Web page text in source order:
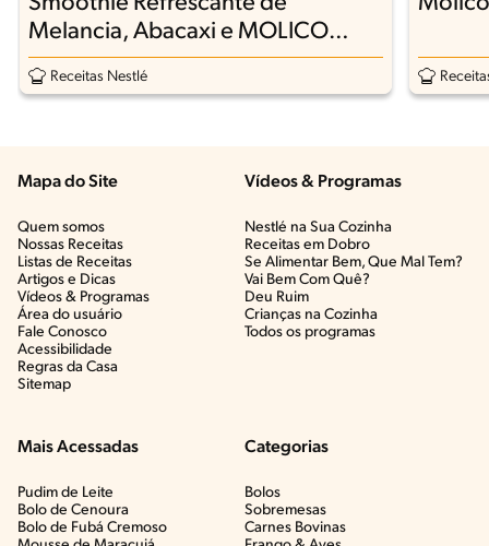
Melancia, Abacaxi e MOLICO
Desnatado
Receitas Nestlé
Mapa do Site
Quem somos
Nossas Receitas
Listas de Receitas​
Artigos e Dicas​
Vídeos & Programas​
Área do usuário
Fale Conosco
Acessibilidade
Regras da Casa
Sitemap
Vídeos & Programas​
Nestlé na Sua Cozinha
Receitas em Dobro
Se Alimentar Bem, Que Mal Tem?​
Vai Bem Com Quê?​
Deu Ruim​
Crianças na Cozinha​
Todos os programas
Mais Acessadas
Pudim de Leite
Bolo de Cenoura
Bolo de Fubá Cremoso
Categorias
Bolos
Sobremesas
Carnes Bovinas​